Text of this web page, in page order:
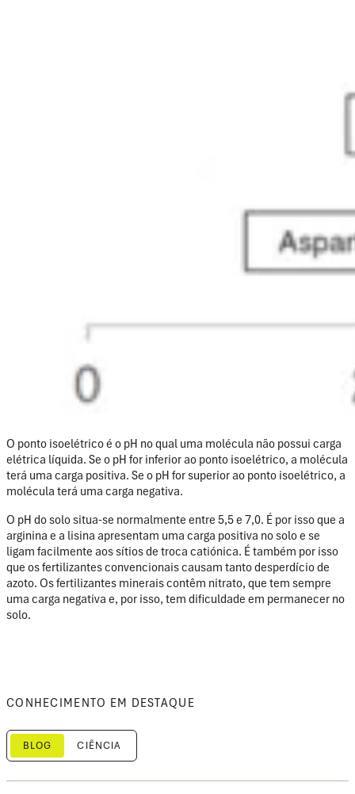
O ponto isoelétrico é o pH no qual uma molécula não possui carga
elétrica líquida. Se o pH for inferior ao ponto isoelétrico, a molécula
terá uma carga positiva. Se o pH for superior ao ponto isoelétrico, a
molécula terá uma carga negativa.
O pH do solo situa-se normalmente entre 5,5 e 7,0. É por isso que a
arginina e a lisina apresentam uma carga positiva no solo e se
ligam facilmente aos sítios de troca catiónica. É também por isso
que os fertilizantes convencionais causam tanto desperdício de
azoto. Os fertilizantes minerais contêm nitrato, que tem sempre
uma carga negativa e, por isso, tem dificuldade em permanecer no
solo.
CONHECIMENTO EM DESTAQUE
BLOG CIÊNCIA